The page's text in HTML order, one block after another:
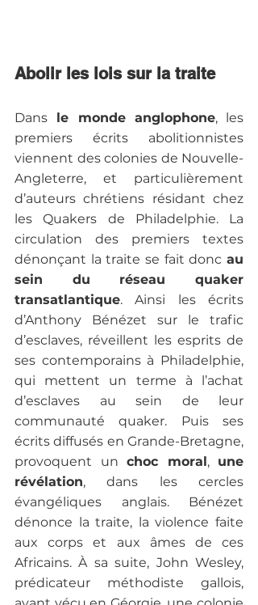
Abolir les lois sur la traite
Dans le monde anglophone, les
premiers écrits abolitionnistes
viennent des colonies de Nouvelle-
Angleterre, et particulièrement
d’auteurs chrétiens résidant chez
les Quakers de Philadelphie. La
circulation des premiers textes
dénonçant la traite se fait donc au
sein du réseau quaker
transatlantique. Ainsi les écrits
d’Anthony Bénézet sur le trafic
d’esclaves, réveillent les esprits de
ses contemporains à Philadelphie,
qui mettent un terme à l’achat
d’esclaves au sein de leur
communauté quaker. Puis ses
écrits diffusés en Grande-Bretagne,
provoquent un choc moral, une
révélation, dans les cercles
évangéliques anglais. Bénézet
dénonce la traite, la violence faite
aux corps et aux âmes de ces
Africains. À sa suite, John Wesley,
prédicateur méthodiste gallois,